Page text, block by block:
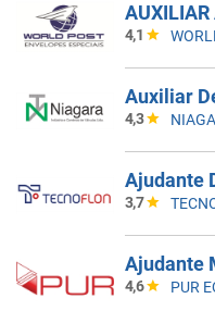
4,1
Auxiliar
4,3
Ajudante
3,7
Ajudante
4,6 PUR